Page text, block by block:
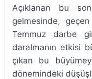
Açıklanan bu
gelmesinde,
Temmuz darbe
daralmanın etkisi
çıkan bu
dönemindeki